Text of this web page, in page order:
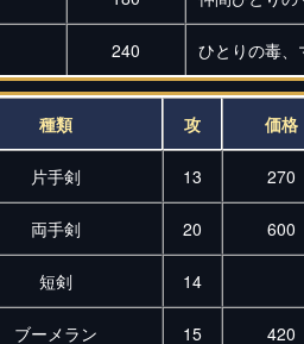
240 ひとりの毒、
種類 攻 価格
片手剣 13 270
両手剣 20 600
短剣 14
ブーメラン 15 420